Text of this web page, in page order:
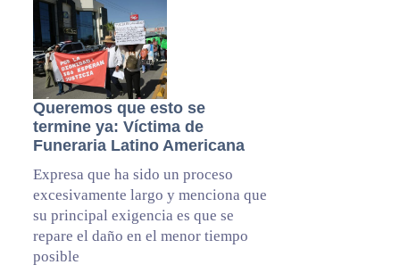
Queremos que esto se
termine ya: Víctima de
Funeraria Latino Americana
Expresa que ha sido un proceso
excesivamente largo y menciona que
su principal exigencia es que se
repare el daño en el menor tiempo
posible